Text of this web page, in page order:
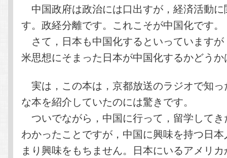
中国政府は政治には口出すが，経済活動
す。政経分離です。これこそが中国化です。
さて，日本も中国化するといっています
米思想にそまった日本が中国化するかどう
実は，この本は，京都放送のラジオで知
な本を紹介していたのには驚きです。
ついでながら，中国に行って，留学して
わかったことですが，中国に興味を持つ日
まり興味をもちません。日本にいるアメリ